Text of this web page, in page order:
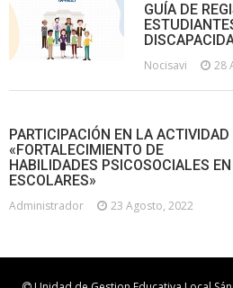
GUÍA DE
Nocisavi 28
PARTICIPACIÓN EN LA ACTIVIDAD
«FORTALECIMIENTO DE
HABILIDADES PSICOSOCIALES EN
ESCOLARES»
Administrador 23 Agosto, 2022